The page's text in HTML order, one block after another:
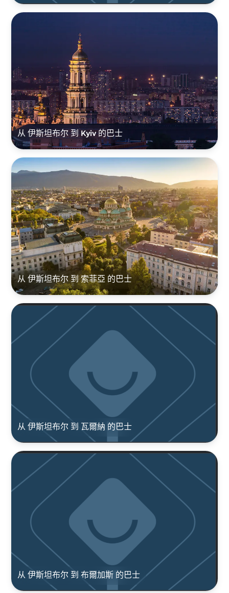
从 伊斯坦布尔 到 Kyiv 的巴士
从 伊斯坦布尔 到 索菲亞 的巴士
从 伊斯坦布尔 到 瓦爾納 的巴士
从 伊斯坦布尔 到 布爾加斯 的巴士